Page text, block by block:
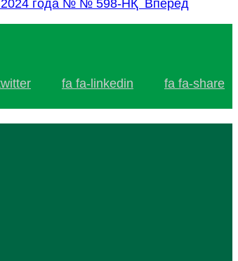
2024 года № № 598-НҚ Вперед
fa fa-linkedin fa fa-share